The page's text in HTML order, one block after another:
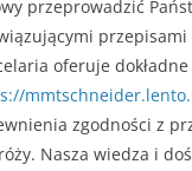
przeprowadzić
oferuje
zgodności z
Nasza wiedza i